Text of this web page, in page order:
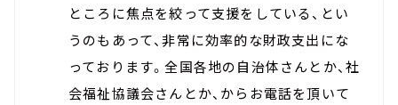
ところに焦点を絞って支援をしている、とい
うのもあって、非常に効率的な財政支出にな
っております。全国各地の自治体さんとか、社
会福祉協議会さんとか、からお電話を頂いて